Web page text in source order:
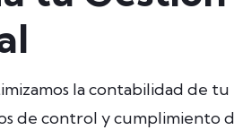
la contabilidad de tu
de control y cumplimiento